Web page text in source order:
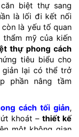
biệt thự sang
là lối đi kết nối
là yếu tố quan
mỹ của kiến
thự phong cách
tiêu biểu cho
lại có thể trở
phần nâng tầm
cách tối giản,
khoát – thiết kế
một không gian